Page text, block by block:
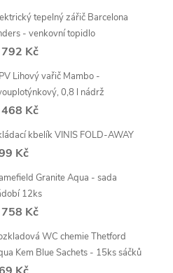
tepelný zářič Barcelona
- venkovní topidlo
Kč
Lihový vařič Mambo -
0,8 l nádrž
Kč
kbelík VINIS FOLD-AWAY
Kč
Granite Aqua - sada
12ks
Kč
WC chemie Thetford
Kem Blue Sachets - 15ks sáčků